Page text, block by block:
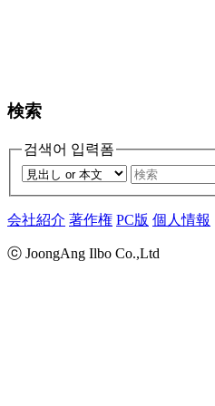
検索
검색어 입력폼
会社紹介 著作権 PC版 個人情報
ⓒ JoongAng Ilbo Co.,Ltd